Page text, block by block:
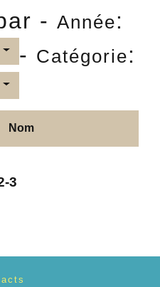
- Année:
- Catégorie:
Nom
-3